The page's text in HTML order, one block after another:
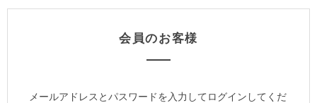
会員のお客様
メールアドレスとパスワードを入力してログインしてくだ